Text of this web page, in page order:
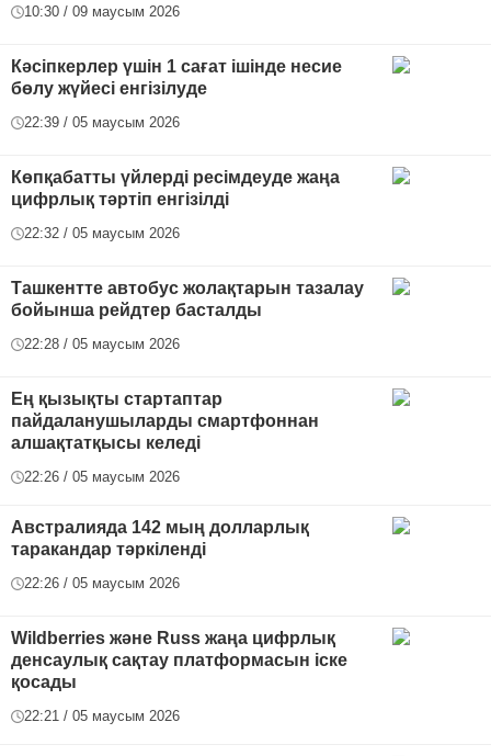
10:30 / 09 маусым 2026
Кәсіпкерлер үшін 1 сағат ішінде несие
бөлу жүйесі енгізілуде
22:39 / 05 маусым 2026
Көпқабатты үйлерді ресімдеуде жаңа
цифрлық тәртіп енгізілді
22:32 / 05 маусым 2026
Ташкентте автобус жолақтарын тазалау
бойынша рейдтер басталды
22:28 / 05 маусым 2026
Ең қызықты стартаптар
пайдаланушыларды смартфоннан
алшақтатқысы келеді
22:26 / 05 маусым 2026
Австралияда 142 мың долларлық
таракандар тәркіленді
22:26 / 05 маусым 2026
Wildberries және Russ жаңа цифрлық
денсаулық сақтау платформасын іске
қосады
22:21 / 05 маусым 2026